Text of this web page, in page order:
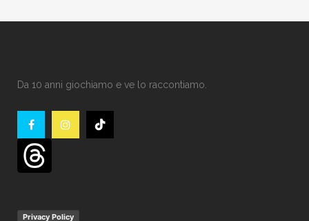
Da 10 anni giochiamo e ve lo raccontiamo.
Privacy Policy